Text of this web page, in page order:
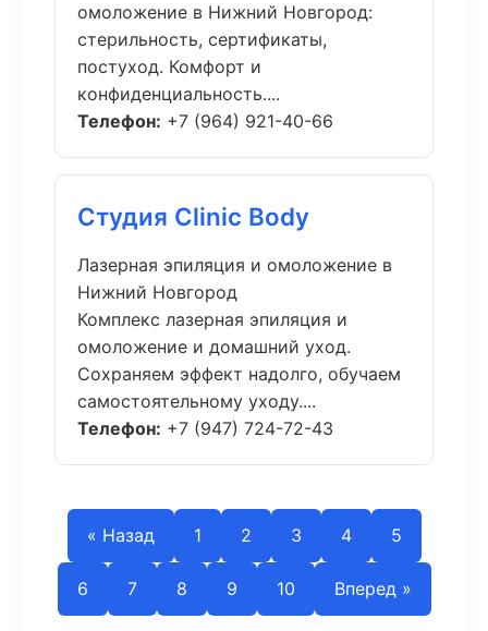
омоложение в Нижний Новгород:
стерильность, сертификаты,
постуход. Комфорт и
конфиденциальность....
Телефон: +7 (964) 921-40-66
Студия Clinic Body
Лазерная эпиляция и омоложение в
Нижний Новгород
Комплекс лазерная эпиляция и
омоложение и домашний уход.
Сохраняем эффект надолго, обучаем
самостоятельному уходу....
Телефон: +7 (947) 724-72-43
« Назад 1 2 3 4 5
6 7 8 9 10 Вперед »